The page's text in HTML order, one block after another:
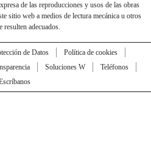
de las reproducciones y usos de las obras
sitio web a medios de lectura mecánica u otros
resulten adecuados.
de Datos
Política de cookies
Soluciones W
Teléfonos